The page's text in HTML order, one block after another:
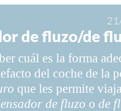
patrocinada por la
cuyo objetivo es
en los medios de
de fluzo/de
cuál es la forma
del coche de la
que les permite
de fluzo o de